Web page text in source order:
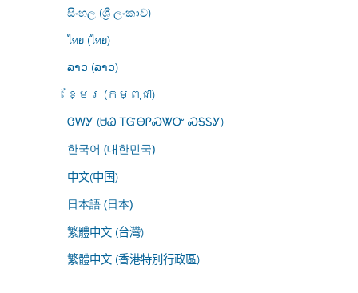
සිංහල (ශ්‍රී ලංකාව)
ไทย (ไทย)
ລາວ (ລາວ)
ខ្មែរ (កម្ពុជា)
ᏣᎳᎩ (ᏌᏊ ᎢᏳᎾᎵᏍᏔᏅ ᏍᎦᏚᎩ)
한국어 (대한민국)
中文(中国)
日本語 (日本)
繁體中文 (台灣)
繁體中文 (香港特別行政區)